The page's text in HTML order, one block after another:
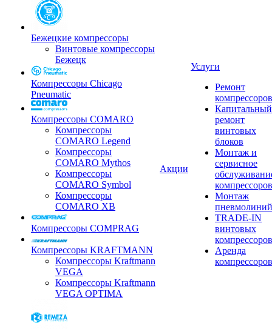
Бежецкие компрессоры
Винтовые компрессоры
Бежецк
Компрессоры Chicago
Pneumatic
Компрессоры COMARO
Компрессоры
COMARO Legend
Компрессоры
COMARO Mythos
Компрессоры
COMARO Symbol
Компрессоры
COMARO XB
Компрессоры COMPRAG
Компрессоры KRAFTMANN
Компрессоры Kraftmann
VEGA
Компрессоры Kraftmann
VEGA OPTIMA
Акции
Услуги
Ремонт
компрессоров
Капитальный
ремонт
винтовых
блоков
Монтаж и
сервисное
компрессоров
Монтаж
пневмолиний
TRADE-IN
винтовых
компрессоров
Аренда
компрессоров